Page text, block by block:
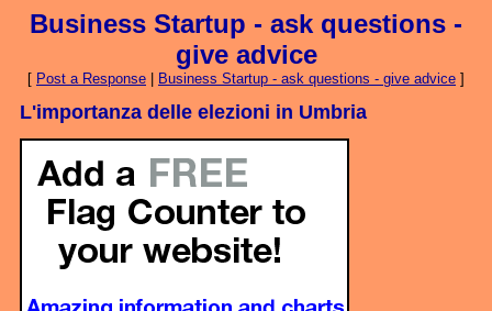
Business Startup - ask questions -
give advice
[ Post a Response Business Startup - ask questions - give advice ]
L'importanza delle elezioni in Umbria